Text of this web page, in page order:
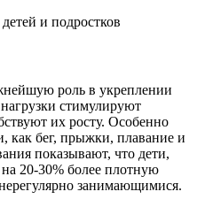
роль в укреплении
стимулируют
их росту. Особенно
как бег, прыжки, плавание и
показывают, что дети,
20-30% более плотную
занимающимися.